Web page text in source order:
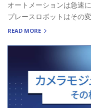
オートメーションは急速
プレースロボットはその
READ MORE